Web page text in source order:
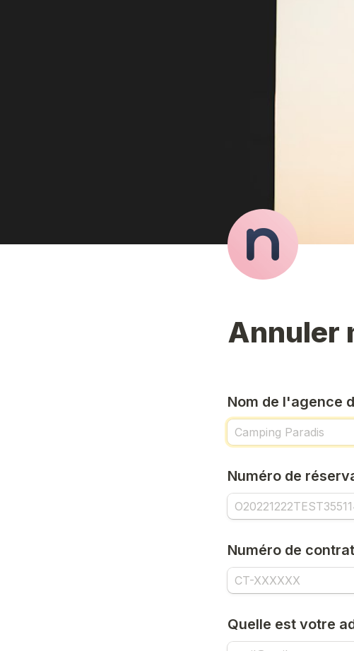
Annuler
Nom de l'agence
Numéro de
Numéro de
Quelle est votre